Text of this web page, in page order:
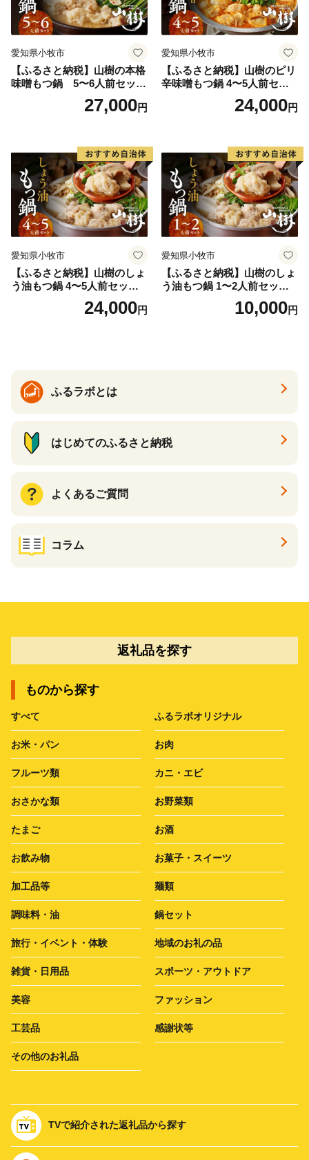
愛知県小牧市
【ふるさと納税】山樹の本格
味噌もつ鍋 5〜6人前セット
山樹 国産 牛もつ ホルモン モ
ツ オンライン飲み会 ホーム
間
27,000円
愛知県小牧市
【ふるさと納税】山樹のピリ
辛味噌もつ鍋 4〜5人前セッ
ト 山樹 国産 牛もつ ホルモン
モツ オンライン飲み会 ホー
時間
24,000円
愛知県小牧市
【ふるさと納税】山樹のしょ
う油もつ鍋 4〜5人前セット
山樹 国産 牛もつ ホルモン モ
ツ オンライン飲み会 ホーム
24,000円
愛知県小牧市
【ふるさと納税】山樹のしょ
う油もつ鍋 1〜2人前セット
山樹 国産 牛もつ ホルモン モ
ツ オンライン飲み会 ホーム
10,000円
ふるラボとは
はじめてのふるさと納税
よくあるご質問
コラム
返礼品を探す
ものから探す
すべて ふるラボオリジナル
お米・パン お肉
フルーツ類 カニ・エビ
おさかな類 お野菜類
たまご お酒
お飲み物 お菓子・スイーツ
加工品等 麺類
調味料・油 鍋セット
旅行・イベント・体験 地域のお礼の品
雑貨・日用品 スポーツ・アウトドア
美容 ファッション
工芸品 感謝状等
その他のお礼品
TVで紹介された返礼品から探す